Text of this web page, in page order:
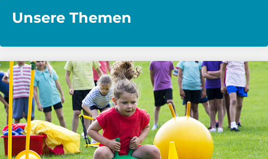
Unsere Themen